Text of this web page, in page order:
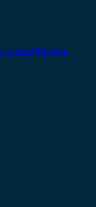
οποιαδήποτε